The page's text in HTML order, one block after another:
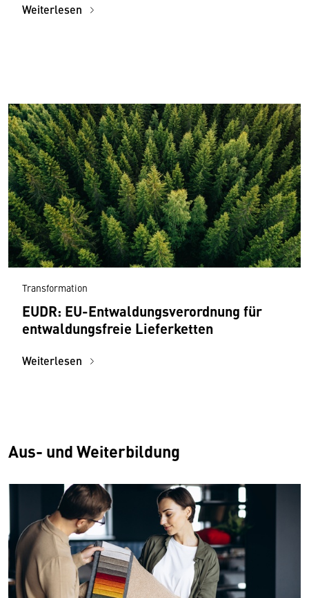
Weiterlesen
Transformation
EUDR: EU-Entwaldungsverordnung für
entwaldungsfreie Lieferketten
Weiterlesen
Aus- und Weiterbildung